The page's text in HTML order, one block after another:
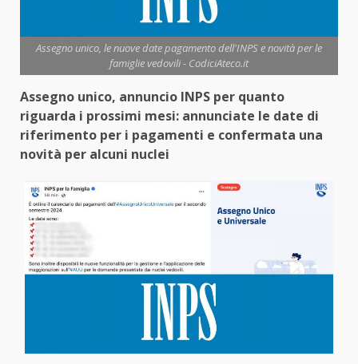
Assegno unico, le nuove date pagamento dell'INPS e novità per le
famiglie vedovili - CodiciAteco.it
Assegno unico, annuncio INPS per quanto
riguarda i prossimi mesi: annunciate le date di
riferimento per i pagamenti e confermata una
novità per alcuni nuclei